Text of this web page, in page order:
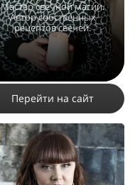
Мастер свечной магии.
Автор собственных
рецептов свечей.
7378 62 4
Перейти на сайт